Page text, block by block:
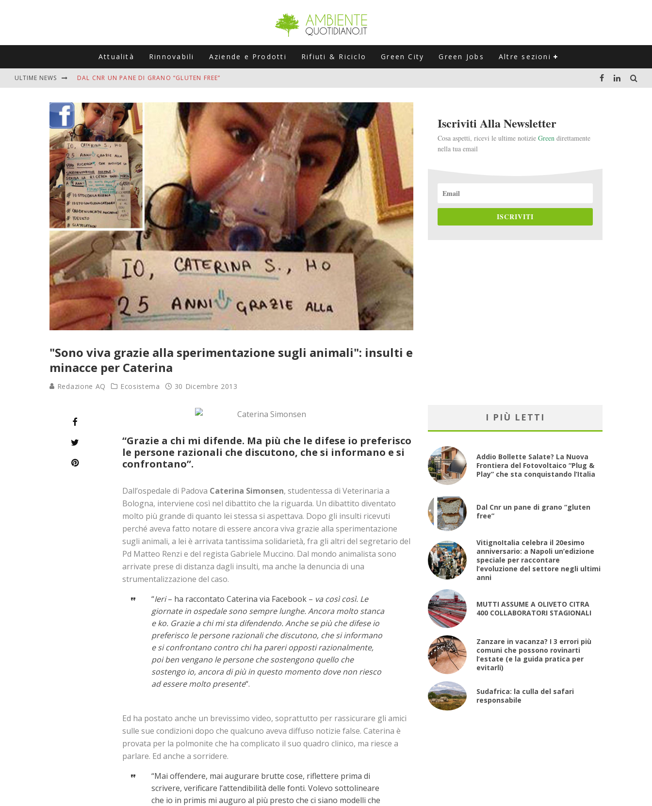
Attualità Rinnovabili Aziende e Prodotti Rifiuti & Riciclo Green City Green Jobs Altre sezioni
ULTIME NEWS DAL CNR UN PANE DI GRANO “GLUTEN FREE”
MUTTI ASSUME A OLIVETO CITRA 400 COLLABORATORI STAGIONALI
ZANZARE IN VACANZA? I 3 ERRORI PIÙ COMUNI CHE POSSONO ROVINARTI L’ESTATE (E LA GUIDA PRATICA PER EVITARLI)
ADDIO BOLLETTE SALATE? LA NUOVA FRONTIERA DEL FOTOVOLTAICO "PLUG & PLAY" CHE STA CONQUISTANDO L'ITALIA
"Sono viva grazie alla sperimentazione sugli animali": insulti e
minacce per Caterina
Redazione AQ Ecosistema 30 Dicembre 2013
“Grazie a chi mi difende. Ma più che le difese io preferisco
le persone razionali che discutono, che si informano e si
confrontano”.
Dall’ospedale di Padova Caterina Simonsen, studentessa di Veterinaria a
Bologna, interviene così nel dibattito che la riguarda. Un dibattito diventato
molto più grande di quanto lei stessa si aspettava. Dopo gli insulti ricevuti
perché aveva fatto notare di essere ancora viva grazie alla sperimentazione
sugli animali, a lei è arrivata tantissima solidarietà, fra gli altri del segretario del
Pd Matteo Renzi e del regista Gabriele Muccino. Dal mondo animalista sono
arrivate prese di distanza dagli insulti, ma anche la denuncia di una
strumentalizzazione del caso.
“Ieri– ha raccontato Caterina via Facebook – va così così. Le
giornate in ospedale sono sempre lunghe. Ancora molto stanca
e ko. Grazie a chi mi sta difendendo. Anche se più che difese io
preferisco le persone razionali che discutono, che si informano
e si confrontano contro chi ha pareri opposti razionalmente,
poi ben vengano le persone che sostengono quello che
sostengo io, ancora di più in questo momento dove non riesco
ad essere molto presente“.
Ed ha postato anche un brevissimo video, soprattutto per rassicurare gli amici
sulle sue condizioni dopo che qualcuno aveva diffuso notizie false. Caterina è
provata per la polmonite che ha complicato il suo quadro clinico, ma riesce a
parlare. Ed anche a sorridere.
“Mai offendere, mai augurare brutte cose, riflettere prima di
scrivere, verificare l’attendibilità delle fonti. Volevo sottolineare
che io in primis mi auguro al più presto che ci siano modelli che
Iscriviti Alla Newsletter
Cosa aspetti, ricevi le ultime notizie Green direttamente
nella tua email
ISCRIVITI
I PIÙ LETTI
Addio Bollette Salate? La Nuova
Frontiera del Fotovoltaico “Plug &
Play” che sta conquistando l’Italia
Dal Cnr un pane di grano “gluten
free”
VitignoItalia celebra il 20esimo
anniversario: a Napoli un’edizione
speciale per raccontare
l’evoluzione del settore negli ultimi
anni
MUTTI ASSUME A OLIVETO CITRA
400 COLLABORATORI STAGIONALI
Zanzare in vacanza? I 3 errori più
comuni che possono rovinarti
l’estate (e la guida pratica per
evitarli)
Sudafrica: la culla del safari
responsabile